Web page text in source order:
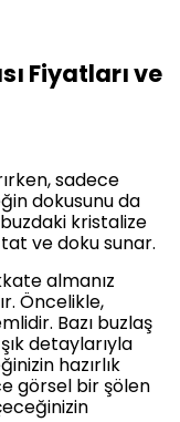
Fiyatları ve
sadece
dokusunu da
kristalize
ve doku sunar.
almanız
Öncelikle,
Bazı buzlaş
detaylarıyla
hazırlık
görsel bir şölen